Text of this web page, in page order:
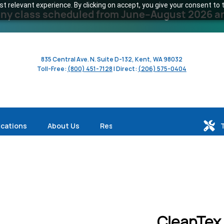
experience. By clicking on accept, you give your consent to
class scheduled from June–August 2026
835 Central Ave. N. Suite D-132, Kent, WA 98032
Toll-Free: (800) 451-7128| Direct: (206) 575-0404
About Us Resources